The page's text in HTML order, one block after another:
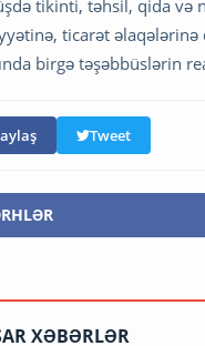
tikinti, təhsil, qida və
ticarət əlaqələrinə
birgə təşəbbüslərin
Tweet
XƏBƏRLƏR